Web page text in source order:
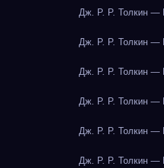
Дж. Р. Р. Толкин —
Дж. Р. Р. Толкин —
Дж. Р. Р. Толкин —
Дж. Р. Р. Толкин —
Дж. Р. Р. Толкин —
Дж. Р. Р. Толкин —